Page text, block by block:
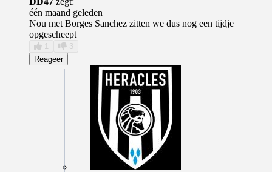
één maand geleden
Nou met Borges Sanchez zitten we dus nog een tijdje
opgescheept
1
3
Reageer